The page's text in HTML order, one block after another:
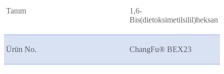
Tanım
1,6-
Bis(dietoksimetilsilil)heksan
Ürün No. ChangFu® BEX23